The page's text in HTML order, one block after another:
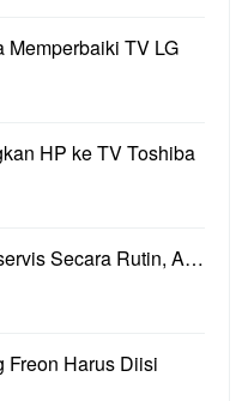
Memperbaiki TV LG
HP ke TV Toshiba
Secara Rutin, A…
Freon Harus Diisi